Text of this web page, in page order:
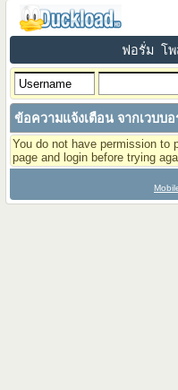
ฟอรั่ม โ
ข้อความแจ้งเตือน จากเวบบอ
You do not have permission to
page and login before trying